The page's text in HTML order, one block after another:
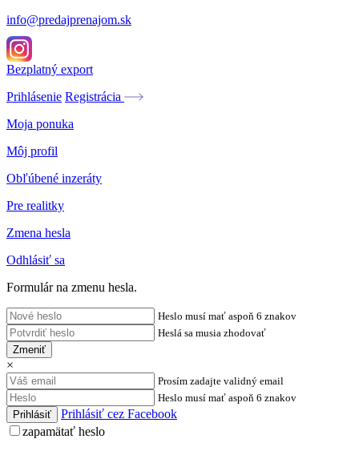
info@predajprenajom.sk
Bezplatný export
Prihlásenie Registrácia
Moja ponuka
Môj profil
Obľúbené inzeráty
Pre realitky
Zmena hesla
Odhlásiť sa
Formulár na zmenu hesla.
Heslo musí mať aspoň 6 znakov
Heslá sa musia zhodovať
Zmeniť
×
Prosím zadajte validný email
Heslo musí mať aspoň 6 znakov
Prihlásiť cez Facebook
zapamätať heslo